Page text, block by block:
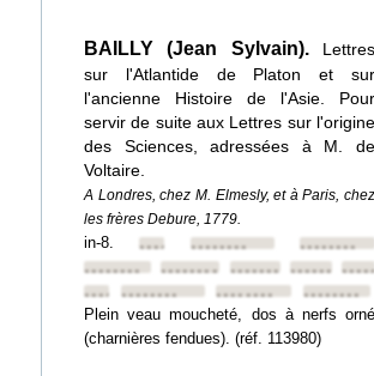
BAILLY (Jean Sylvain). Lettres
sur l'Atlantide de Platon et sur
l'ancienne Histoire de l'Asie. Pour
servir de suite aux Lettres sur l'origine
des Sciences, adressées à M. de
Voltaire.
A Londres, chez M. Elmesly, et à Paris, chez
les frères Debure, 1779.
in-8.••••••••••••••••
••••••••
••••••••
•••••••• •••••••• ••••••••
•••••••••••••••• ••••••••
••••••••
Plein veau moucheté, dos à nerfs orné
(charnières fendues). (réf. 113980)